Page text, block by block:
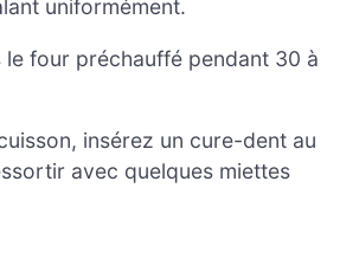
uniformément.
le four préchauffé pendant 30 à
insérez un cure-dent au
avec quelques miettes